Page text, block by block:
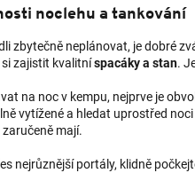
noclehu a tankování
zbytečně neplánovat, je dobré
zajistit kvalitníspacáky a stan.
na noc v kempu, nejprve je
vytížené a hledat uprostřed
mají.
nejrůznější portály, klidně